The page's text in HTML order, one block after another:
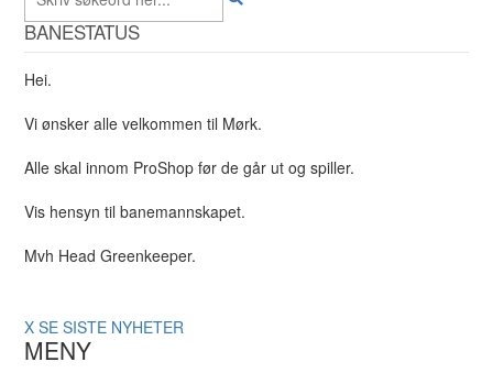
BANESTATUS
Hei.
Vi ønsker alle velkommen til Mørk.
Alle skal innom ProShop før de går ut og spiller.
Vis hensyn til banemannskapet.
Mvh Head Greenkeeper.
X SE SISTE NYHETER
MENY